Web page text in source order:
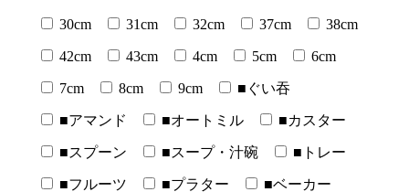
30cm 31cm 32cm 37cm 38cm
42cm 43cm 4cm 5cm 6cm
7cm 8cm 9cm ■ぐい吞
■アマンド ■オートミル ■カスター
■スプーン ■スープ・汁碗 ■トレー
■フルーツ ■プラター ■ベーカー